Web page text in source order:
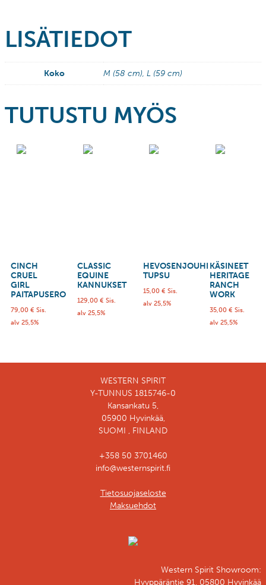
LISÄTIEDOT
Koko M (58 cm), L (59 cm)
TUTUSTU MYÖS
CINCH
CRUEL
GIRL
PAITAPUSERO
79,00 € Sis.
alv 25,5%
CLASSIC
EQUINE
KANNUKSET
129,00 € Sis.
alv 25,5%
HEVOSENJOUHI
TUPSU
15,00€ Sis.
alv 25,5%
KÄSINEET
HERITAGE
RANCH
WORK
35,00 € Sis.
alv 25,5%
WESTERN SPIRIT
Y-TUNNUS 1815746-0
Kansankatu 5,
05900 Hyvinkää,
SUOMI , FINLAND
+358 50 3701460
info@westernspirit.fi
Tietosuojaseloste
Maksuehdot
Western Spirit Showroom:
Hyyppäräntie 91, 05800 Hyvinkää